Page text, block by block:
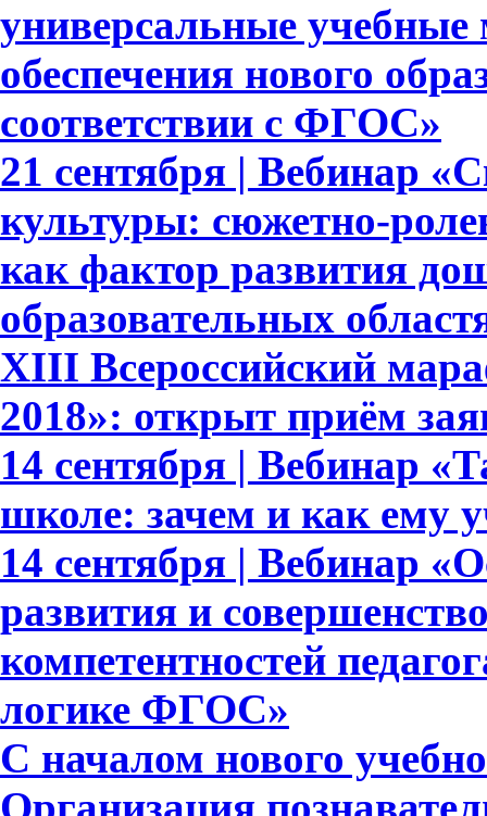
универсальные учебные
обеспечения нового
соответствии с ФГОС»
21 сентября | Вебинар
культуры: сюжетно-
как фактор развития
образовательных
XIII Всероссийский
2018»: открыт приём
14 сентября | Вебинар
школе: зачем и как ему
14 сентября | Вебинар
развития и
компетентностей
логике ФГОС»
С началом нового